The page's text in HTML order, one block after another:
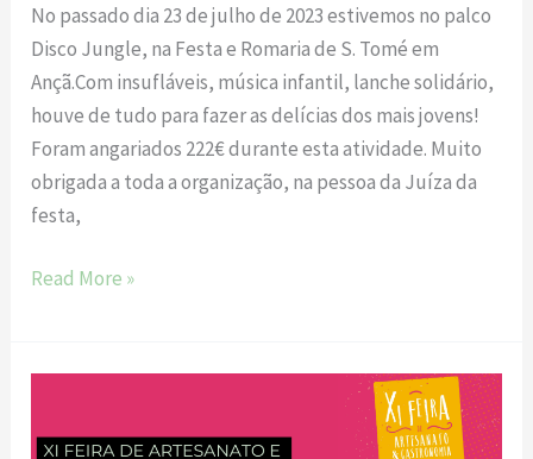
No passado dia 23 de julho de 2023 estivemos no palco
Disco Jungle, na Festa e Romaria de S. Tomé em
Ançã.Com insufláveis, música infantil, lanche solidário,
houve de tudo para fazer as delícias dos mais jovens!
Foram angariados 222€ durante esta atividade. Muito
obrigada a toda a organização, na pessoa da Juíza da
festa,
Tomé
Read More »